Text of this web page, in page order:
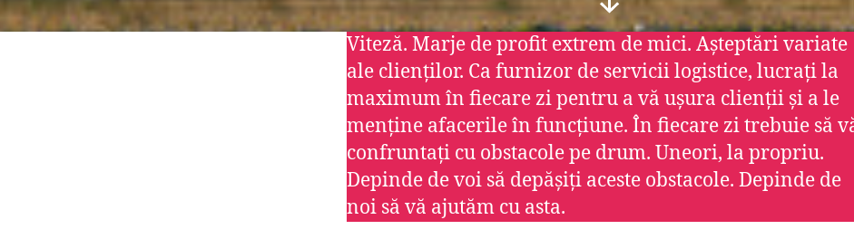
Derulează
în
jos
Viteză. Marje de profit extrem de mici. Așteptări variate
ale clienților. Ca furnizor de servicii logistice, lucrați la
maximum în fiecare zi pentru a vă ușura clienții și a le
menține afacerile în funcțiune. În fiecare zi trebuie să
confruntați cu obstacole pe drum. Uneori, la propriu.
Depinde de voi să depășiți aceste obstacole. Depinde de
noi să vă ajutăm cu asta.